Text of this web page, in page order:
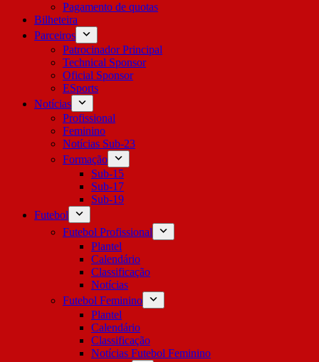
Pagamento de quotas
Bilheteira
Parceiros
Patrocinador Principal
Technical Sponsor
Oficial Sponsor
ESports
Notícias
Profissional
Feminino
Notícias Sub-23
Formação
Sub-15
Sub-17
Sub-19
Futebol
Futebol Profissional
Plantel
Calendário
Classificação
Notícias
Futebol Feminino
Plantel
Calendário
Classificação
Notícias Futebol Feminino